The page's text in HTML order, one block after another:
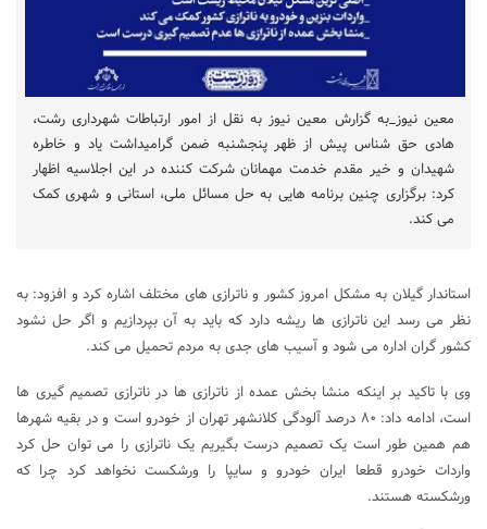
معین نیوز_به گزارش معین نیوز به نقل از امور ارتباطات شهرداری رشت،
هادی حق شناس پیش از ظهر پنجشنبه ضمن گرامیداشت یاد و خاطره
شهیدان و خیر مقدم خدمت مهمانان شرکت کننده در این اجلاسیه اظهار
کرد: برگزاری چنین برنامه هایی به حل مسائل ملی، استانی و شهری کمک
می کند.
استاندار گیلان به مشکل امروز کشور و ناترازی های مختلف اشاره کرد و افزود: به
نظر می رسد این ناترازی ها ریشه دارد که باید به آن بپردازیم و اگر حل نشود
کشور گران اداره می شود و آسیب های جدی به مردم تحمیل می کند.
وی با تاکید بر اینکه منشا بخش عمده از ناترازی ها در ناترازی تصمیم گیری ها
است، ادامه داد: ۸۰ درصد آلودگی کلانشهر تهران از خودرو است و در بقیه شهرها
هم همین طور است یک تصمیم درست بگیریم یک ناترازی را می توان حل کرد
واردات خودرو قطعا ایران خودرو و سایپا را ورشکست نخواهد کرد چرا که
ورشکسته هستند.